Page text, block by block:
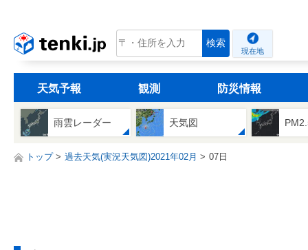
tenki.jp 検索
現在地
天気予報 観測 防災情報
雨雲レーダー 天気図
トップ 過去天気(実況天気図)2021年02月 07日